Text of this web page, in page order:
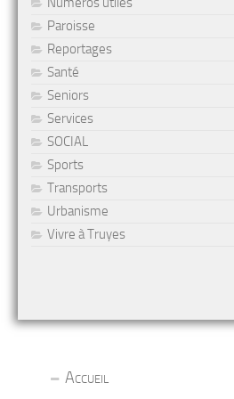
Paroisse
Reportages
Santé
Seniors
Services
SOCIAL
Sports
Transports
Urbanisme
Vivre à Truyes
Accueil